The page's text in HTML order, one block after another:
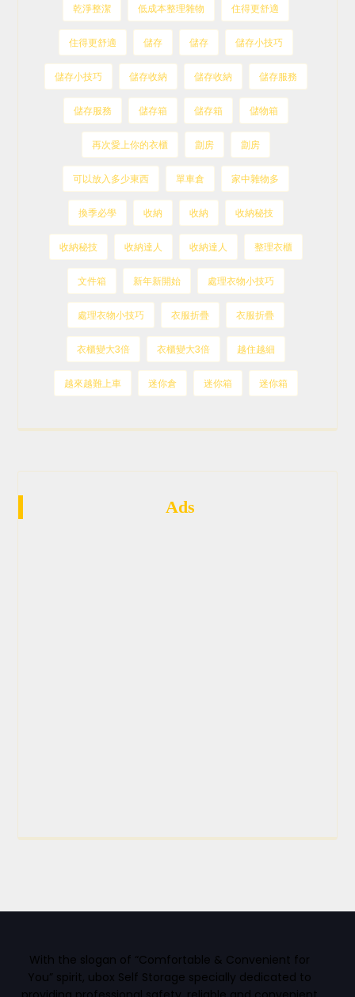
乾淨整潔 低成本整理雜物 住得更舒適
住得更舒適 儲存 儲存 儲存小技巧
儲存小技巧 儲存收納 儲存收納 儲存服務
儲存服務 儲存箱 儲存箱 儲物箱
再次愛上你的衣櫃 劏房 劏房
可以放入多少東西 單車倉 家中雜物多
換季必學 收納 收納 收納秘技
收納秘技 收納達人 收納達人 整理衣櫃
文件箱 新年新開始 處理衣物小技巧
處理衣物小技巧 衣服折疊 衣服折疊
衣櫃變大3倍 衣櫃變大3倍 越住越細
越來越難上車 迷你倉 迷你箱 迷你箱
Ads
With the slogan of “Comfortable & Convenient for
You” spirit, ubox Self Storage specially dedicated to